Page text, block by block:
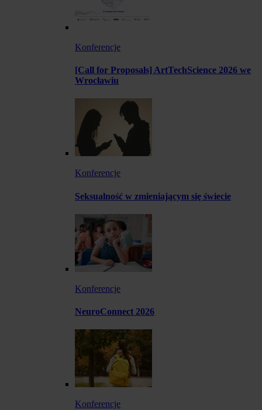
Konferencje
[Call for Proposals] ArtTechScience 2026 we
Wrocławiu
Konferencje
Seksualność w zmieniającym się świecie
Konferencje
NeuroConnect 2026
Konferencje